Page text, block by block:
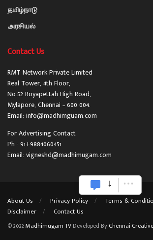
தமிழ்நாடு
அரசியல்
Contact Us
RMT Network Private Limited
Real Tower, 4th Floor,
No.52 Royapettah High Road,
Mylapore, Chennai – 600 004.
Email: info@madhimguam.com
For Advertising Contact
Ph : 91+9884060451
Email: vigneshd@madhimugam.com
About Us Privacy Policy
Terms &
Disclaimer
Contact Us
© 2022 Madhimugam TV Developed By Chennai